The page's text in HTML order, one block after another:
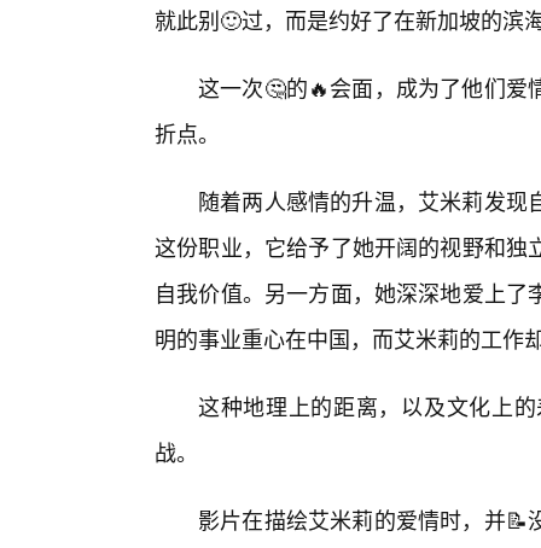
就此别🙂过，而是约好了在新加坡的滨
这一次🤔的🔥会面，成为了他们爱
折点。
随着两人感情的升温，艾米莉发
这份职业，它给予了她开阔的视野和
自我价值。另一方面，她深深地爱上
明的事业重心在中国，而艾米莉的工作
这种地理上的距离，以及文化上
战。
影片在描绘艾米莉的爱情时，并